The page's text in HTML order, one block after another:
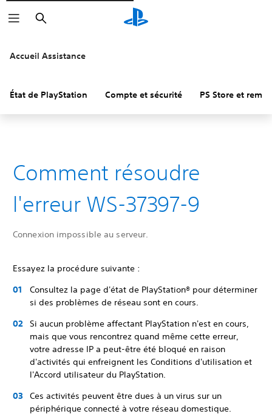
Rechercher
Accueil Assistance
État de PlayStation Compte et sécurité PS Store et
Comment résoudre
l'erreur WS-37397-9
Connexion impossible au serveur.
Essayez la procédure suivante :
Consultez la page d'état de PlayStation® pour déterminer
si des problèmes de réseau sont en cours.
Si aucun problème affectant PlayStation n'est en cours,
mais que vous rencontrez quand même cette erreur,
votre adresse IP a peut-être été bloqué en raison
d'activités qui enfreignent les Conditions d'utilisation et
l'Accord utilisateur du PlayStation.
Ces activités peuvent être dues à un virus sur un
périphérique connecté à votre réseau domestique.